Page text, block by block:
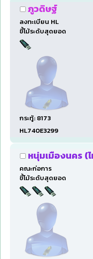
ภูวดิษฐ์
ลงทะเบียน HL
ขี้โม้ระดับสุดยอด
กระทู้: 8173
HL740E3299
หนุ่มเมืองนคร (
คณะก่อการ
ขี้โม้ระดับสุดยอด